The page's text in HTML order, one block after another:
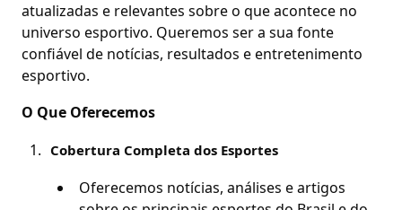
atualizadas e relevantes sobre o que acontece no
universo esportivo. Queremos ser a sua fonte
confiável de notícias, resultados e entretenimento
esportivo.
O Que Oferecemos
Cobertura Completa dos Esportes
Oferecemos notícias, análises e artigos